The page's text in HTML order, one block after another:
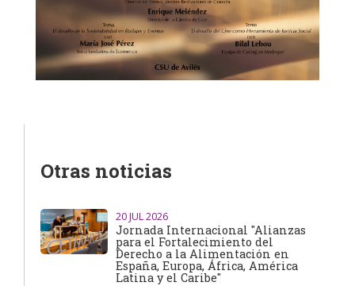
Otras noticias
20JUL 2026
Jornada Internacional "Alianzas
para el Fortalecimiento del
Derecho a la Alimentación en
España, Europa, África, América
Latina y el Caribe"